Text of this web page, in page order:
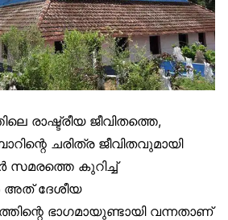
രാഷ്ട്രീയ ജീവിതത്തെ,
ചരിത്ര ജീവിതവുമായി
സമരത്തെ കുറിച്ച്
ദേശീയ
ഭാഗമായുണ്ടായി വന്നതാണ്